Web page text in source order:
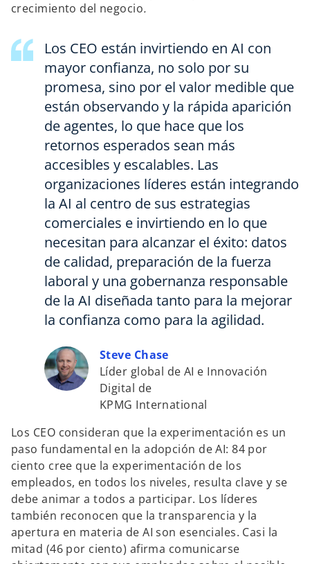
crecimiento del negocio.
Los CEO están invirtiendo en AI con
mayor confianza, no solo por su
promesa, sino por el valor medible que
están observando y la rápida aparición
de agentes, lo que hace que los
retornos esperados sean más
accesibles y escalables. Las
organizaciones líderes están integrando
la AI al centro de sus estrategias
comerciales e invirtiendo en lo que
necesitan para alcanzar el éxito: datos
de calidad, preparación de la fuerza
laboral y una gobernanza responsable
de la AI diseñada tanto para la mejorar
la confianza como para la agilidad.
Steve Chase
Líder global de AI e Innovación
Digital de
KPMG International
Los CEO consideran que la experimentación es un
paso fundamental en la adopción de AI: 84 por
ciento cree que la experimentación de los
empleados, en todos los niveles, resulta clave y se
debe animar a todos a participar. Los líderes
también reconocen que la transparencia y la
apertura en materia de AI son esenciales. Casi la
mitad (46 por ciento) afirma comunicarse